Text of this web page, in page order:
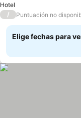
Hotel
/ Puntuación no
Elige fechas para